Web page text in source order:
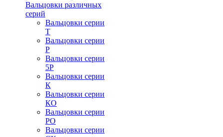
Вальцовки различных
серий
Вальцовки серии
Т
Вальцовки серии
Р
Вальцовки серии
5Р
Вальцовки серии
К
Вальцовки серии
КО
Вальцовки серии
РО
Вальцовки серии